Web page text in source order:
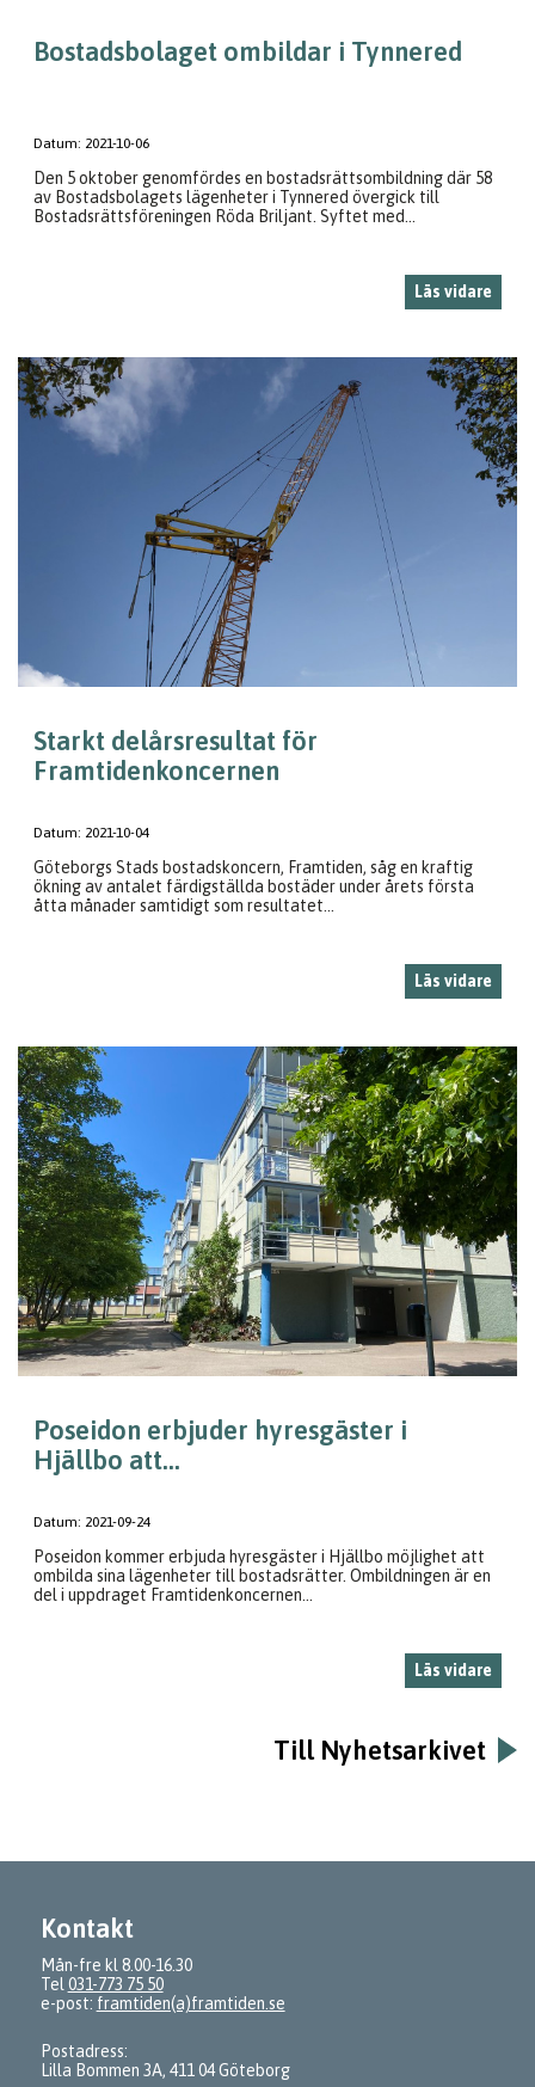
Bostadsbolaget ombildar i Tynnered
Datum: 2021-10-06
Den 5 oktober genomfördes en bostadsrättsombildning där 58
av Bostadsbolagets lägenheter i Tynnered övergick till
Bostadsrättsföreningen Röda Briljant. Syftet med...
Läs vidare
Starkt delårsresultat för
Framtidenkoncernen
Datum: 2021-10-04
Göteborgs Stads bostadskoncern, Framtiden, såg en kraftig
ökning av antalet färdigställda bostäder under årets första
åtta månader samtidigt som resultatet...
Läs vidare
Poseidon erbjuder hyresgäster i
Hjällbo att...
Datum: 2021-09-24
Poseidon kommer erbjuda hyresgäster i Hjällbo möjlighet att
ombilda sina lägenheter till bostadsrätter. Ombildningen är en
del i uppdraget Framtidenkoncernen...
Läs vidare
Till Nyhetsarkivet
Kontakt
Mån-fre kl 8.00-16.30
Tel 031-773 75 50
e-post: framtiden(a)framtiden.se
Postadress:
Lilla Bommen 3A, 411 04 Göteborg